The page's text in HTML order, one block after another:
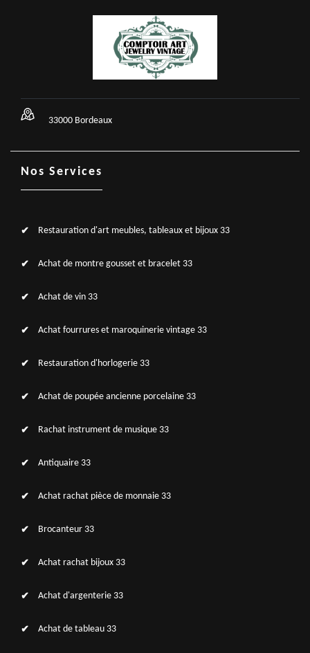
33000 Bordeaux
Nos Services
Restauration d'art meubles, tableaux et bijoux 33
Achat de montre gousset et bracelet 33
Achat de vin 33
Achat fourrures et maroquinerie vintage 33
Restauration d'horlogerie 33
Achat de poupée ancienne porcelaine 33
Rachat instrument de musique 33
Antiquaire 33
Achat rachat pièce de monnaie 33
Brocanteur 33
Achat rachat bijoux 33
Achat d'argenterie 33
Achat de tableau 33